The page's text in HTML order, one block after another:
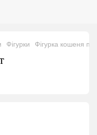
Фігурки Фігурка кошеня